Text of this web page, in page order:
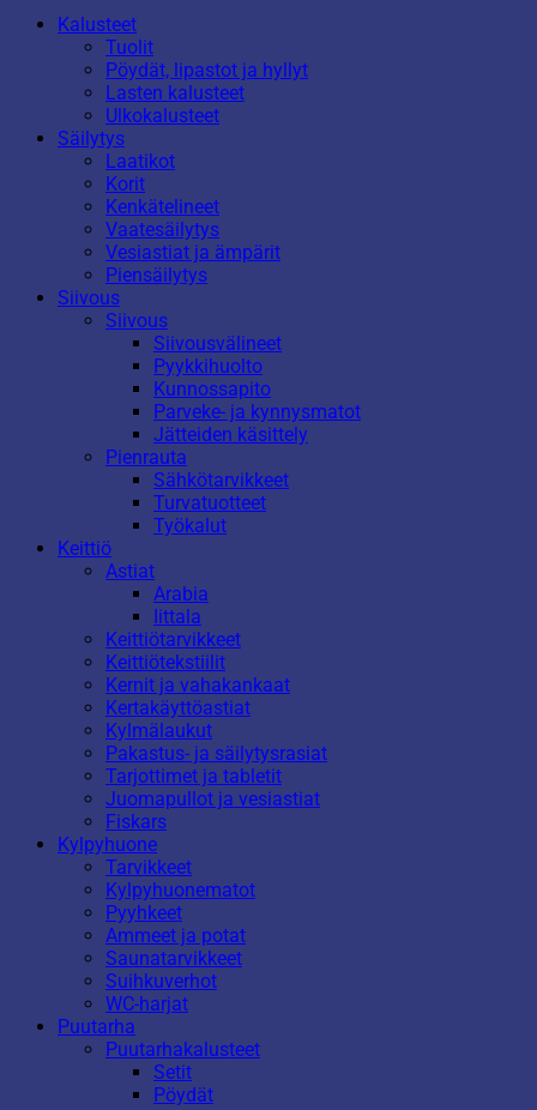
Kalusteet
Tuolit
Pöydät, lipastot ja hyllyt
Lasten kalusteet
Ulkokalusteet
Säilytys
Laatikot
Korit
Kenkätelineet
Vaatesäilytys
Vesiastiat ja ämpärit
Piensäilytys
Siivous
Siivous
Siivousvälineet
Pyykkihuolto
Kunnossapito
Parveke- ja kynnysmatot
Jätteiden käsittely
Pienrauta
Sähkötarvikkeet
Turvatuotteet
Työkalut
Keittiö
Astiat
Arabia
Iittala
Keittiötarvikkeet
Keittiötekstiilit
Kernit ja vahakankaat
Kertakäyttöastiat
Kylmälaukut
Pakastus- ja säilytysrasiat
Tarjottimet ja tabletit
Juomapullot ja vesiastiat
Fiskars
Kylpyhuone
Tarvikkeet
Kylpyhuonematot
Pyyhkeet
Ammeet ja potat
Saunatarvikkeet
Suihkuverhot
WC-harjat
Puutarha
Puutarhakalusteet
Setit
Pöydät